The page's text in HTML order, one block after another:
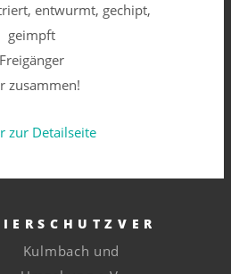
entwurmt, gechipt,
geimpft
Freigänger
zusammen!
zur Detailseite
Kulmbach und